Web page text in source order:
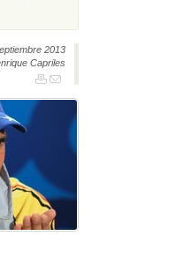
2013
Capriles